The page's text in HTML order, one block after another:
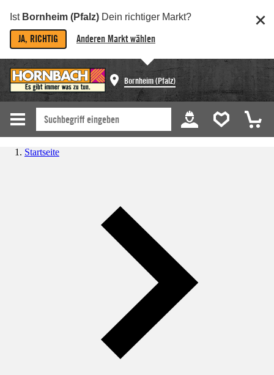
Ist Bornheim (Pfalz) Dein richtiger Markt?
JA, RICHTIG Anderen Markt wählen
Bornheim (Pfalz)
Startseite